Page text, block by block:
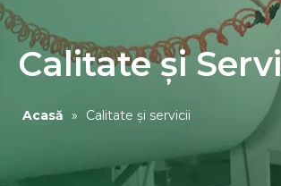
Calitate și
Acasă » Calitate și servicii